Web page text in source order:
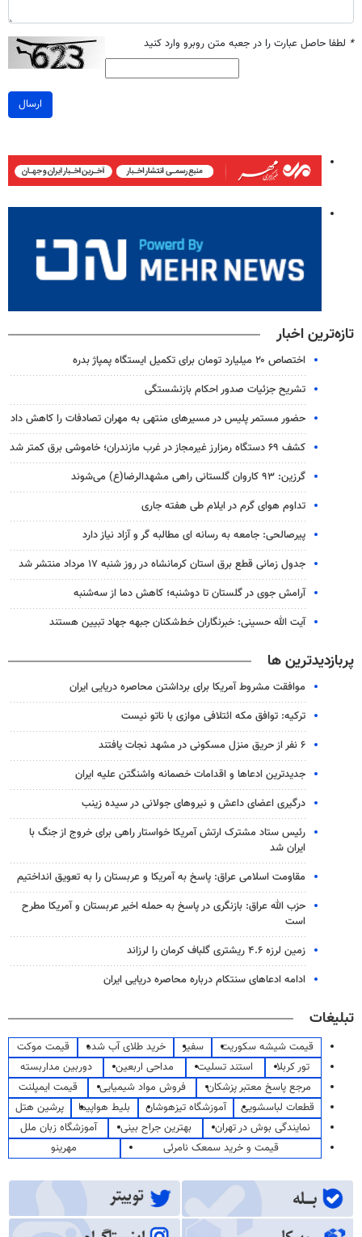
* لطفا حاصل عبارت را در جعبه متن روبرو وارد کنید
ارسال
تازه‌ترین اخبار
اختصاص ۲۰ میلیارد تومان برای تکمیل ایستگاه پمپاژ بدره
تشریح جزئیات صدور احکام بازنشستگی
حضور مستمر پلیس در مسیرهای منتهی به مهران تصادفات را کاهش داد
کشف ۶۹ دستگاه رمزارز غیرمجاز در غرب مازندران؛ خاموشی برق کمتر شد
گرزین: ۹۳ کاروان گلستانی راهی مشهدالرضا(ع) می‌شوند
تداوم هوای گرم در ایلام طی هفته جاری
پیرصالحی: جامعه به رسانه ای مطالبه گر و آزاد نیاز دارد
جدول زمانی قطع برق استان کرمانشاه در روز شنبه ۱۷ مرداد منتشر شد
آرامش جوی در گلستان تا دوشنبه؛ کاهش دما از سه‌شنبه
آیت الله حسینی: خبرنگاران خط‌شکنان جبهه جهاد تبیین هستند
پربازدیدترین ها
موافقت مشروط آمریکا برای برداشتن محاصره دریایی ایران
ترکیه: توافق مکه ائتلافی موازی با ناتو نیست
۶ نفر از حریق منزل مسکونی در مشهد نجات یافتند
جدیدترین ادعاها و اقدامات خصمانه واشنگتن علیه ایران
درگیری اعضای داعش و نیروهای جولانی در سیده زینب
رئیس ستاد مشترک ارتش آمریکا خواستار راهی برای خروج از جنگ با
ایران شد
مقاومت اسلامی عراق: پاسخ به آمریکا و عربستان را به تعویق انداختیم
حزب الله عراق: بازنگری در پاسخ به حمله اخیر عربستان و آمریکا مطرح
است
زمین لرزه ۴.۶ ریشتری گلباف کرمان را لرزاند
ادامه ادعاهای سنتکام درباره محاصره دریایی ایران
تبلیغات
قیمت شیشه سکوریت سفیر خرید طلای آب شده
قیمت موکت
تور کربلا
استند تسلیت مداحی اربعین
دوربین مداربسته
مرجع پاسخ معتبر پزشکان
فروش مواد شیمیایی
قیمت ایمپلنت
قطعات لباسشویی
آموزشگاه تیزهوشان بلیط هواپیما
پرشین هتل
نمایندگی بوش در تهران
بهترین جراح بینی
آموزشگاه زبان ملل
قیمت و خرید سمعک نامرئی
مهرینو